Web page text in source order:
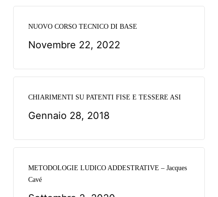
NUOVO CORSO TECNICO DI BASE
Novembre 22, 2022
CHIARIMENTI SU PATENTI FISE E TESSERE ASI
Gennaio 28, 2018
METODOLOGIE LUDICO ADDESTRATIVE – Jacques
Cavé